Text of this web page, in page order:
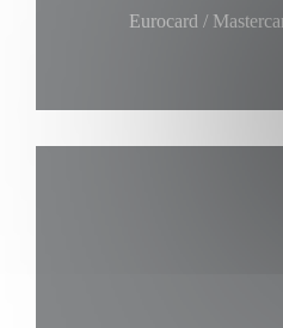
Eurocard /